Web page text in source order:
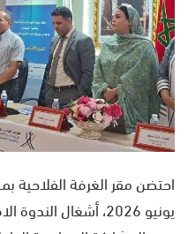
ر
ي
د
ا
إ
ل
ك
ر
و
يونيو 2026، أشغال